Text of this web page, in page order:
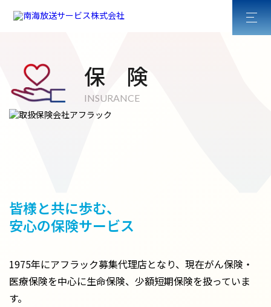
保 険
INSURANCE
皆様と共に歩む、
安心の保険サービス
1975年にアフラック募集代理店となり、現在がん保険・
医療保険を中心に生命保険、少額短期保険を扱っていま
す。